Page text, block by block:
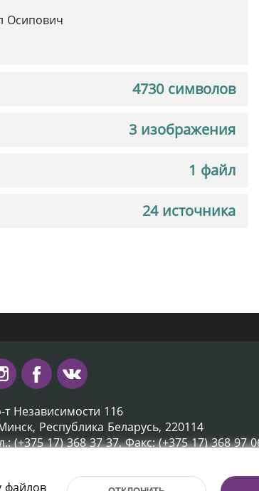
Осипович
4730 символов
3 изображения
1 файл
24 источника
т Независимости 116
Республика Беларусь, 220114
(+375 17) 368 37 37, Факс: (+375 17) 368 97
файлов